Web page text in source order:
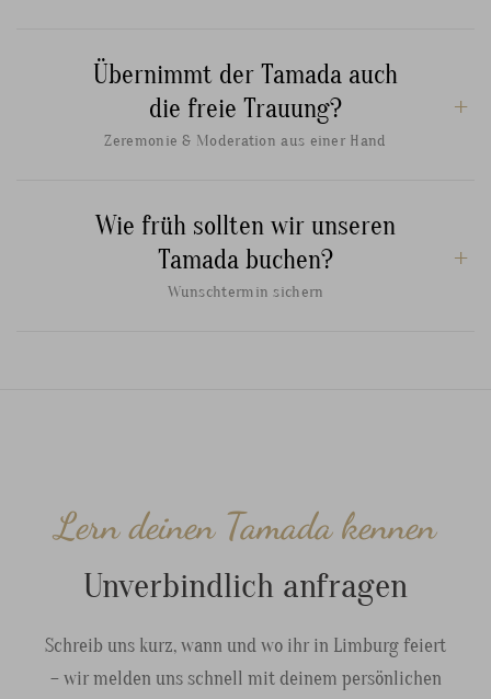
Übernimmt der Tamada auch
die freie Trauung?
Zeremonie & Moderation aus einer Hand
Wie früh sollten wir unseren
Tamada buchen?
Wunschtermin sichern
Lern deinen Tamada kennen
Unverbindlich anfragen
Schreib uns kurz, wann und wo ihr in Limburg feiert
– wir melden uns schnell mit deinem persönlichen